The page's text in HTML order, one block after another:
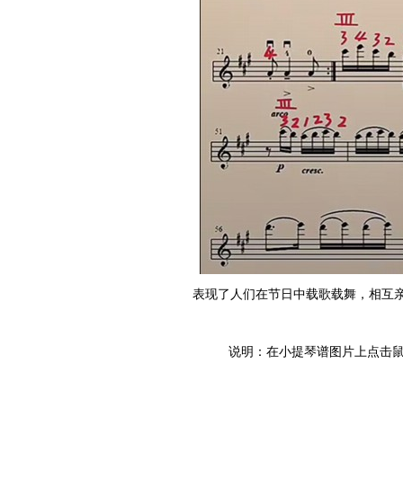
表现了人们在节日中载歌载舞，相互
说明：在小提琴谱图片上点击